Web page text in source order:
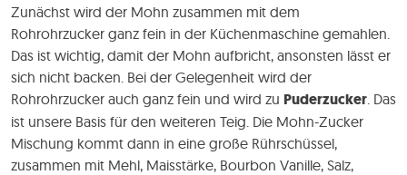
Zunächst wird der Mohn zusammen mit dem
Rohrohrzucker ganz fein in der Küchenmaschine gemahlen.
Das ist wichtig, damit der Mohn aufbricht, ansonsten lässt er
sich nicht backen. Bei der Gelegenheit wird der
Rohrohrzucker auch ganz fein und wird zu Puderzucker . Das
ist unsere Basis für den weiteren Teig. Die Mohn-Zucker
Mischung kommt dann in eine große Rührschüssel,
zusammen mit Mehl, Maisstärke, Bourbon Vanille, Salz,